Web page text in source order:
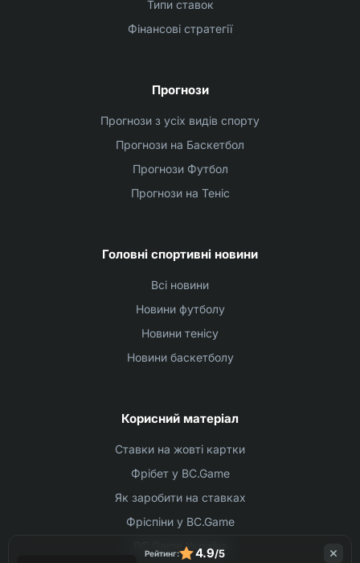
Типи ставок
Фінансові стратегії
Прогнози
Прогнози з усіх видів спорту
Прогнози на Баскетбол
Прогнози Футбол
Прогнози на Теніс
Головні спортивні новини
Всі новини
Новини футболу
Новини тенісу
Новини баскетболу
Корисний матеріал
Ставки на жовті картки
Фрібет у BC.Game
Як заробити на ставках
Фріспіни у BC.Game
BC Game Україна
Рейтинг: 4.9/5